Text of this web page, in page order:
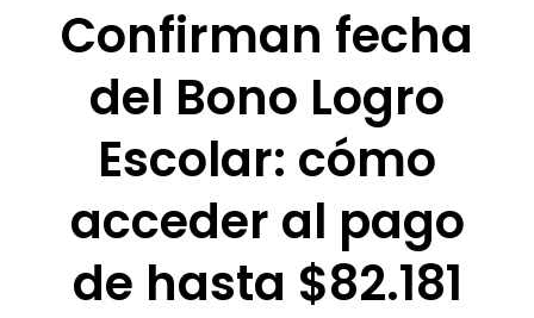
Confirman fecha
del Bono Logro
Escolar: cómo
acceder al pago
de hasta $82.181